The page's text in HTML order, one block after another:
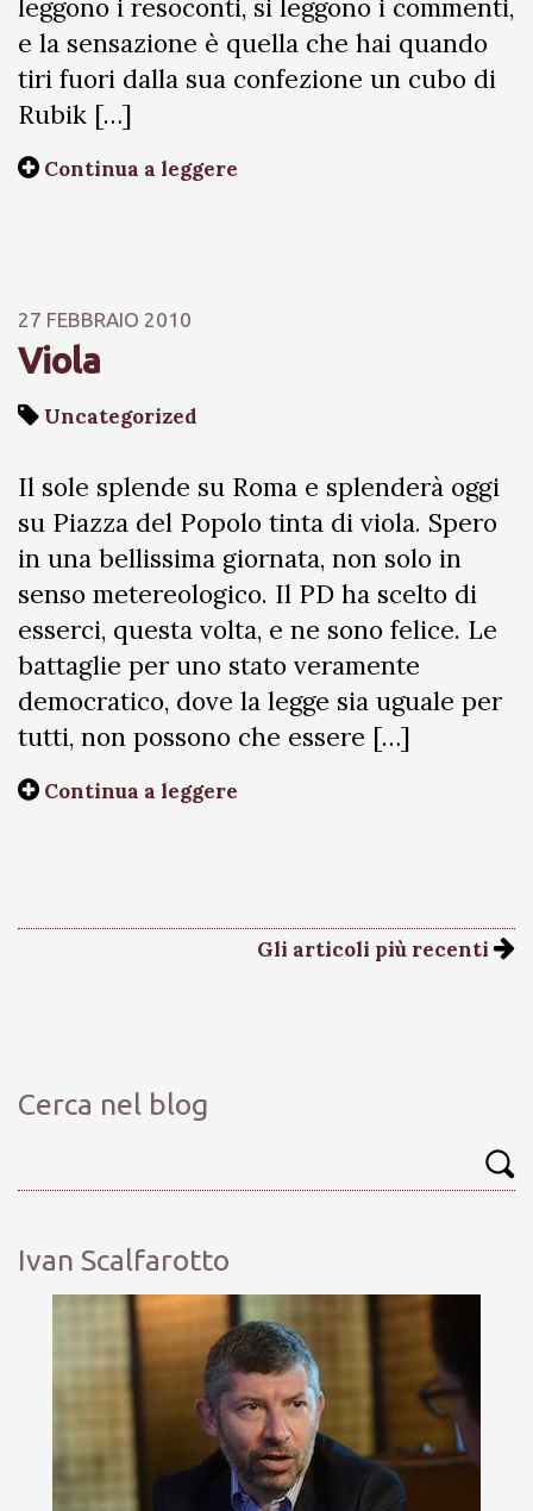
leggono i resoconti, si leggono i commenti,
e la sensazione è quella che hai quando
tiri fuori dalla sua confezione un cubo di
Rubik […]
Continua a leggere
27 FEBBRAIO 2010
Viola
Uncategorized
Il sole splende su Roma e splenderà oggi
su Piazza del Popolo tinta di viola. Spero
in una bellissima giornata, non solo in
senso metereologico. Il PD ha scelto di
esserci, questa volta, e ne sono felice. Le
battaglie per uno stato veramente
democratico, dove la legge sia uguale per
tutti, non possono che essere […]
Continua a leggere
Gli articoli più recenti
Cerca nel blog
Ivan Scalfarotto